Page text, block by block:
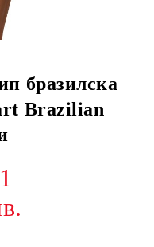
бразилска
Brazilian